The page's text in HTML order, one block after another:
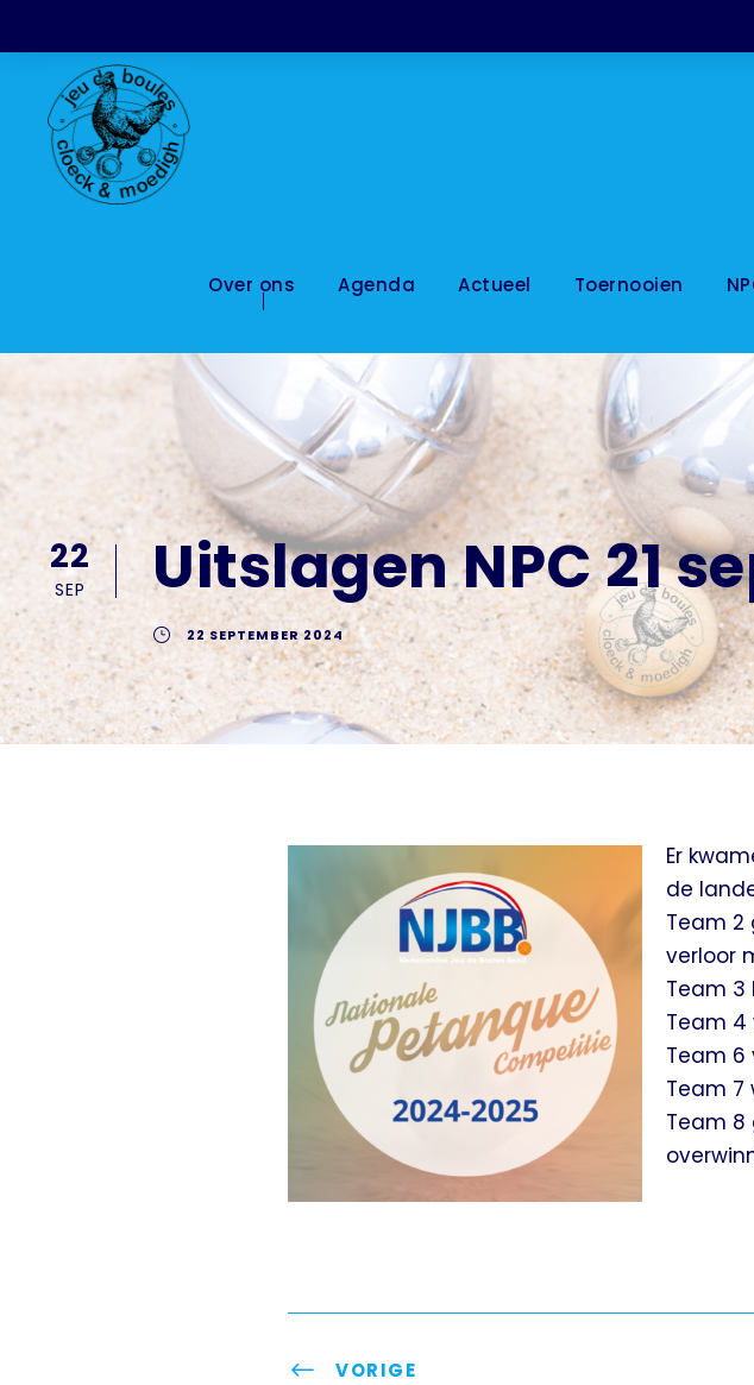
Over ons Agenda Actueel Toernooien
22
SEP Uitslagen NPC 21
22 SEPTEMBER 2024
Er
de
Team 2
verloor
Team 3
Team 4
Team 6
Team 7
Team 8
VORIGE